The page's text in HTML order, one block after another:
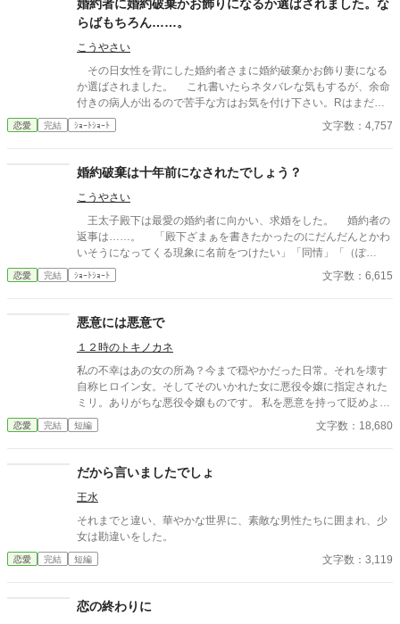
婚約者に婚約破棄かお飾りになるか選ばされました。な
らばもちろん……。
こうやさい
その日女性を背にした婚約者さまに婚約破棄かお飾り妻になる
か選ばされました。 これ書いたらネタバレな気もするが、余命
付きの病人が出るので苦手な方はお気を付け下さい。Rはまだ死
んでないからとりあえず保留。 ……てかコイツ、しれっと余命
ぶっちぎりそうな気がする。 前作の止めたところがエグかった
と言われましたが……他の更新出来ない時なのは前提であと思い
出したヤツというか気分（爆）。 いきなり理由が分からずお気
に入りが複数入ってそれが続く（短期なら上のほう作品のこの作
品を読んでる人は～に入ってて一応チェックするためのとりあえ
ず目印あたりの可能性が高いと判断）とかしたらびびって優先は
するだろうけどさ、それ以外のしおりとかエール（来たことない
らないから更新している最中以外は気づかない可能性あるし、感
あと大賞開催中のカテゴリとかは優先度下がる。下の方だし、
投票作品探してる人は投票ページから見るだろうから邪魔にはな
くてファンタジーカップまで重なってるから恋愛カテゴリが更新
される可能性は地味に高い（爆）。ほっこりじんわりは諦めた。
辺りで。最終的にはやっぱり気分。今回既に危なかった。。。
URL of this novel:https://www.alphapolis.co.jp/novel/628331665/
恋愛 完結 ｼｮｰﾄｼｮｰﾄ 文字数：4,757
婚約破棄は十年前になされたでしょう？
こうやさい
王太子殿下は最愛の婚約者に向かい、求婚をした。 婚約者の
返事は……。 「殿下ざまぁを書きたかったのにだんだんとかわ
いそうになってくる現象に名前をつけたい」「同情」「（ぽ
ん）」的な話です（謎）。 ツンデレって冷静に考えるとうっと
うしいだけって話かつまり。 本編以外はセルフパロディです。
承ください。 ただいま諸事情で出すべきか否か微妙なので棚上
か大昔のとかを放出中です。見直しもあまり出来ないのでいつも
以上に誤字脱字等も多いです。ご了承下さい。
恋愛 完結 ｼｮｰﾄｼｮｰﾄ 文字数：6,615
悪意には悪意で
１２時のトキノカネ
私の不幸はあの女の所為？今まで穏やかだった日常。それを壊す
自称ヒロイン女。そしてそのいかれた女に悪役令嬢に指定された
ミリ。ありがちな悪役令嬢ものです。 私を悪意を持って貶めよう
とするならば、私もあなたに同じ悪意を向けましょう。 ぶち切れ
気味の公爵令嬢の一幕です。
恋愛 完結 短編 文字数：18,680
だから言いましたでしょ
王水
それまでと違い、華やかな世界に、素敵な男性たちに囲まれ、少
女は勘違いをした。
恋愛 完結 短編 文字数：3,119
恋の終わりに